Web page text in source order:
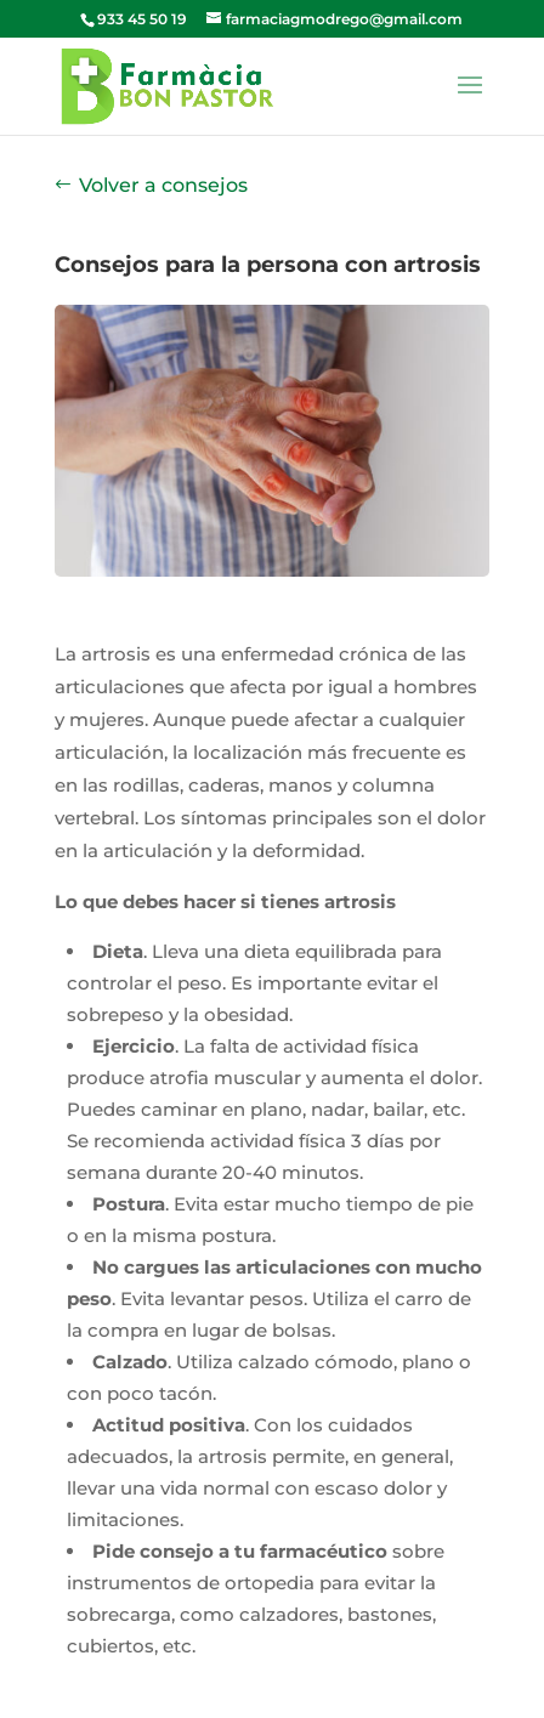
933 45 50 19 farmaciagmodrego@gmail.com
Volver a consejos
Consejos para la persona con artrosis
La artrosis es una enfermedad crónica de las
articulaciones que afecta por igual a hombres
y mujeres. Aunque puede afectar a cualquier
articulación, la localización más frecuente es
en las rodillas, caderas, manos y columna
vertebral. Los síntomas principales son el dolor
en la articulación y la deformidad.
Lo que debes hacer si tienes artrosis
Dieta. Lleva una dieta equilibrada para
controlar el peso. Es importante evitar el
sobrepeso y la obesidad.
Ejercicio. La falta de actividad física
produce atrofia muscular y aumenta el dolor.
Puedes caminar en plano, nadar, bailar, etc.
Se recomienda actividad física 3 días por
semana durante 20-40 minutos.
Postura. Evita estar mucho tiempo de pie
o en la misma postura.
No cargues las articulaciones con mucho
peso. Evita levantar pesos. Utiliza el carro de
la compra en lugar de bolsas.
Calzado. Utiliza calzado cómodo, plano o
con poco tacón.
Actitud positiva. Con los cuidados
adecuados, la artrosis permite, en general,
llevar una vida normal con escaso dolor y
limitaciones.
Pide consejo a tu farmacéuticosobre
instrumentos de ortopedia para evitar la
sobrecarga, como calzadores, bastones,
cubiertos, etc.